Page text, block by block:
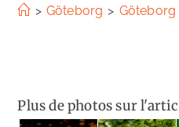
> Göteborg > Göteborg
Plus de photos sur